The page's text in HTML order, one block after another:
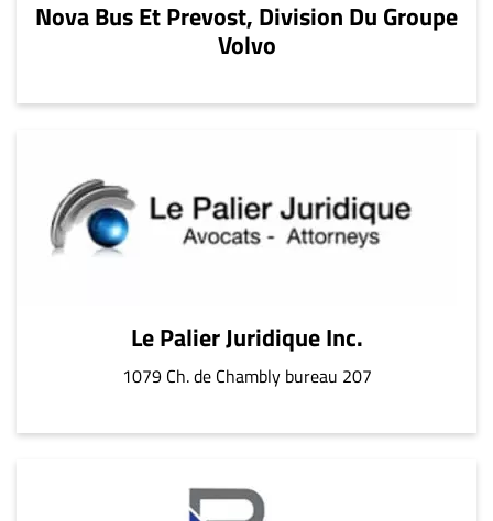
Nova Bus Et Prevost, Division Du Groupe
Volvo
Le Palier Juridique Inc.
1079 Ch. de Chambly bureau 207